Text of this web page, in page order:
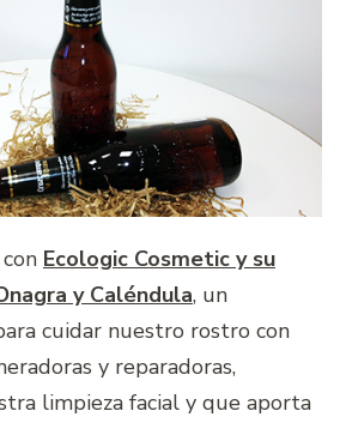
Ecologic Cosmetic y su
y Caléndula, un
cuidar nuestro rostro con
y reparadoras,
limpieza facial y que aporta